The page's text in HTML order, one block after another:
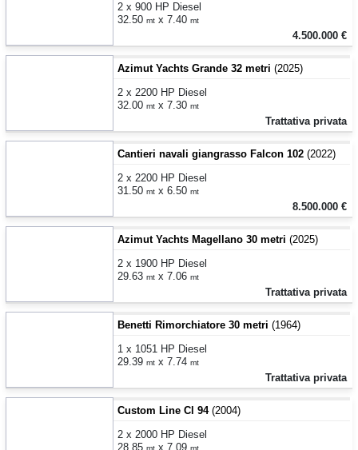
2 x 900 HP Diesel
32.50 mt x 7.40 mt
4.500.000 €
Azimut Yachts Grande 32 metri (2025)
2 x 2200 HP Diesel
32.00 mt x 7.30 mt
Trattativa privata
Cantieri navali giangrasso Falcon 102 (2022)
2 x 2200 HP Diesel
31.50 mt x 6.50 mt
8.500.000 €
Azimut Yachts Magellano 30 metri (2025)
2 x 1900 HP Diesel
29.63 mt x 7.06 mt
Trattativa privata
Benetti Rimorchiatore 30 metri (1964)
1 x 1051 HP Diesel
29.39 mt x 7.74 mt
Trattativa privata
Custom Line Cl 94(2004)
2 x 2000 HP Diesel
28.85 mt x 7.09 mt